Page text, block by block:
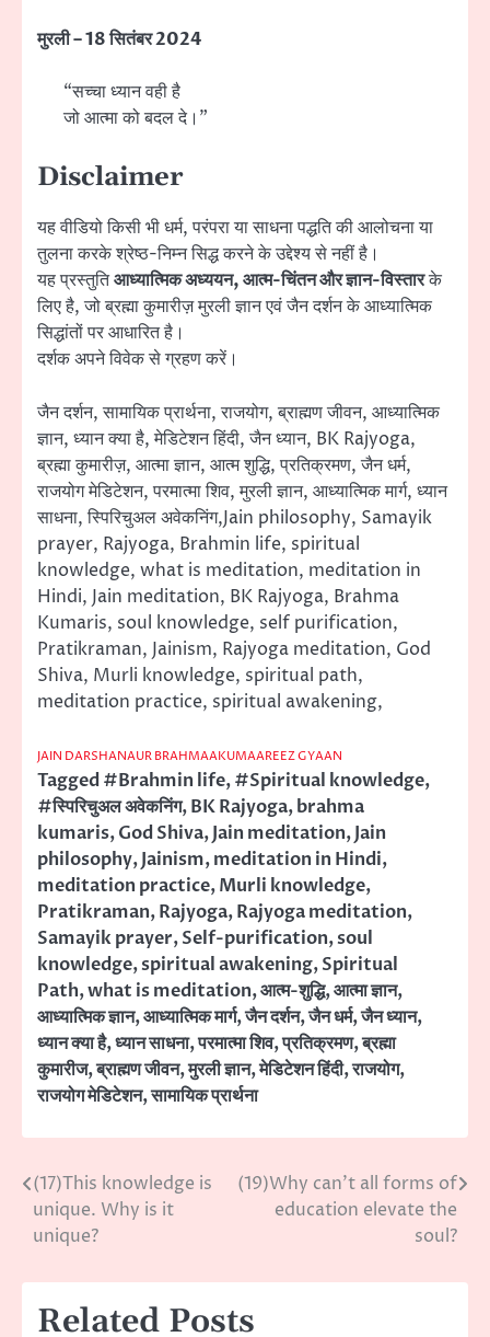
मुरली – 18 सितंबर 2024
“सच्चा ध्यान वही है
जो आत्मा को बदल दे।”
Disclaimer
यह वीडियो किसी भी धर्म, परंपरा या साधना पद्धति की आलोचना या
तुलना करके श्रेष्ठ-निम्न सिद्ध करने के उद्देश्य से नहीं है।
यह प्रस्तुतिआध्यात्मिक अध्ययन, आत्म-चिंतन और ज्ञान-विस्तारके
लिए है, जो ब्रह्मा कुमारीज़ मुरली ज्ञान एवं जैन दर्शन के आध्यात्मिक
सिद्धांतों पर आधारित है।
दर्शक अपने विवेक से ग्रहण करें।
जैन दर्शन, सामायिक प्रार्थना, राजयोग, ब्राह्मण जीवन, आध्यात्मिक
ज्ञान, ध्यान क्या है, मेडिटेशन हिंदी, जैन ध्यान, BK Rajyoga,
ब्रह्मा कुमारीज़, आत्मा ज्ञान, आत्म शुद्धि, प्रतिक्रमण, जैन धर्म,
राजयोग मेडिटेशन, परमात्मा शिव, मुरली ज्ञान, आध्यात्मिक मार्ग, ध्यान
साधना, स्पिरिचुअल अवेकनिंग,Jain philosophy, Samayik
prayer, Rajyoga, Brahmin life, spiritual
knowledge, what is meditation, meditation in
Hindi, Jain meditation, BK Rajyoga, Brahma
Kumaris, soul knowledge, self purification,
Pratikraman, Jainism, Rajyoga meditation, God
Shiva, Murli knowledge, spiritual path,
meditation practice, spiritual awakening,
JAIN DARSHANAUR BRAHMAAKUMAAREEZ GYAAN
Tagged#Brahmin life,#Spiritual knowledge,
#स्पिरिचुअल अवेकनिंग,BK Rajyoga,brahma
kumaris,God Shiva,Jain meditation,Jain
philosophy,Jainism,meditation in Hindi,
meditation practice,Murli knowledge,
Pratikraman,Rajyoga,Rajyoga meditation,
Samayik prayer,Self-purification,soul
knowledge,spiritual awakening,Spiritual
Path,what is meditation,आत्म-शुद्धि,आत्मा ज्ञान,
आध्यात्मिक ज्ञान,आध्यात्मिक मार्ग,जैन दर्शन,जैन धर्म,जैन ध्यान,
ध्यान क्या है,ध्यान साधना,परमात्मा शिव,प्रतिक्रमण,ब्रह्मा
कुमारीज,ब्राह्मण जीवन,मुरली ज्ञान,मेडिटेशन हिंदी,राजयोग,
राजयोग मेडिटेशन,सामायिक प्रार्थना
Post
navigation
(17)This knowledge is
unique. Why is it
unique?
(19)Why can’t all forms of
education elevate the
soul?
Related Posts